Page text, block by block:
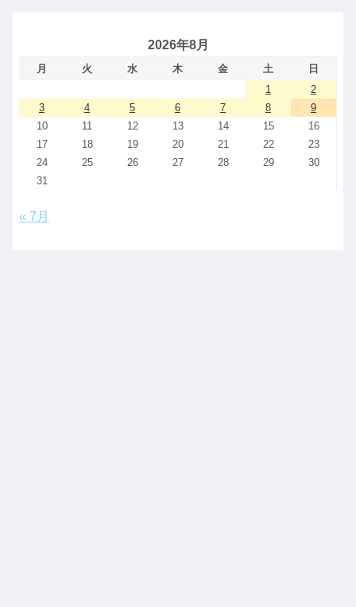
2026年8月
月 火 水 木 金 土
日
1
2
3
4 5 6 7 8
9
10
11 12 13 14 15
16
17
18 19 20 21 22
23
24
25 26 27 28 29
30
31
« 7月